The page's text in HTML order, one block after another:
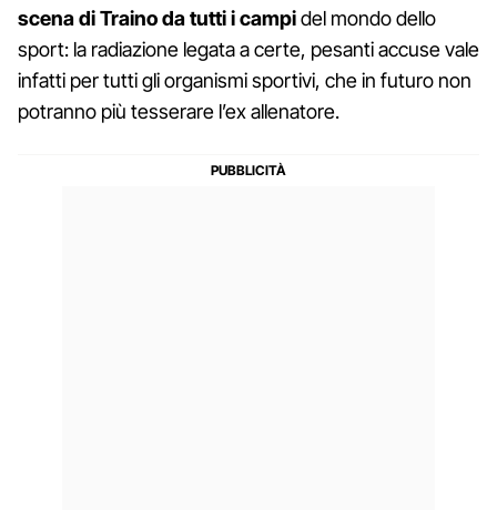
scena di Traino da tutti i campidel mondo dello
sport: la radiazione legata a certe, pesanti accuse vale
infatti per tutti gli organismi sportivi, che in futuro non
potranno più tesserare l’ex allenatore.